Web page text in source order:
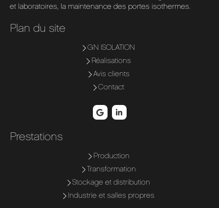
et laboratoires, la maintenance des portes isothermes.
Plan du site
GN ISOLATION
Réalisations
Avis clients
Contact
Prestations
Production
Transformation
Stockage et distribution
Industrie et salles propres